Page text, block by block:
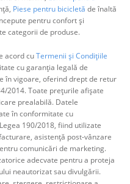
Piese pentru bicicletă de înaltă
pentru confort și
categorii de produse.
acord cuTermenii și Condițiile
cu garanția legală de
în vigoare, oferind drept de retur
2014. Toate prețurile afișate
prealabilă. Datele
în conformitate cu
190/2018, fiind utilizate
asistență post-vânzare
comunicări de marketing.
adecvate pentru a proteja
neautorizat sau divulgării.